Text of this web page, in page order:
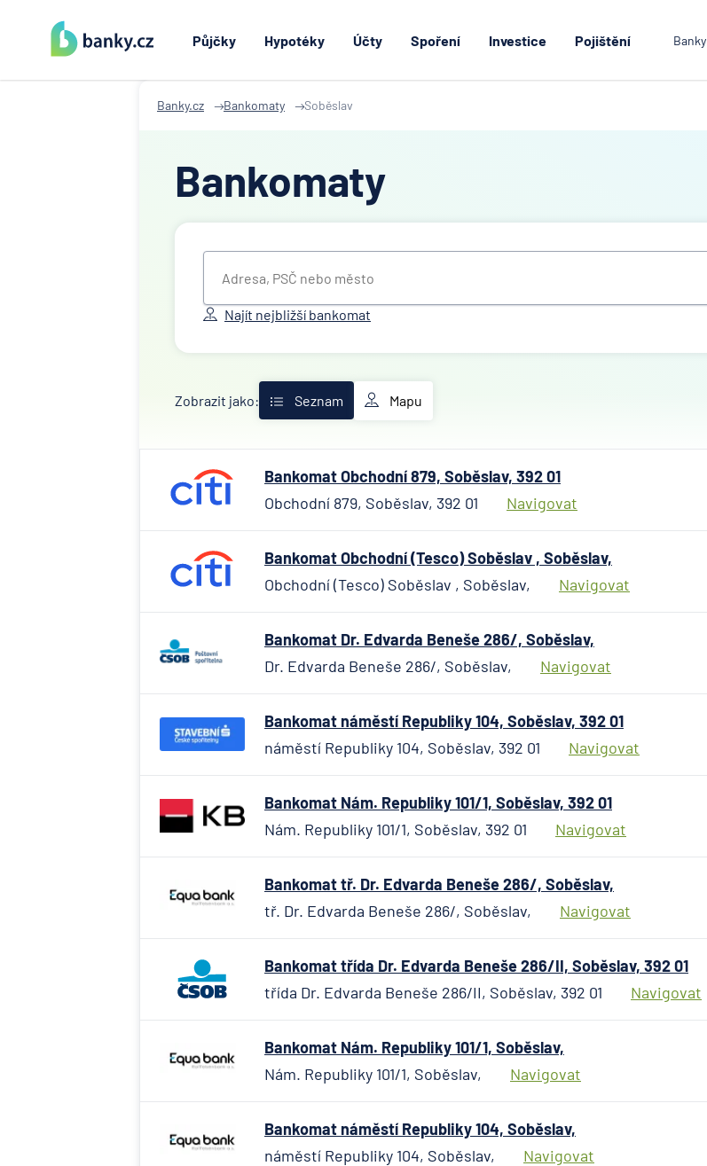
Půjčky Hypotéky Účty Spoření Investice Pojištění Banky
Banky.cz Bankomaty Soběslav
Bankomaty
Najít nejbližší bankomat
Zobrazit jako: Seznam Mapu
Bankomat Obchodní 879, Soběslav, 392 01
Obchodní 879, Soběslav, 392 01
Navigovat
Bankomat Obchodní (Tesco) Soběslav , Soběslav,
Obchodní (Tesco) Soběslav , Soběslav,
Navigovat
Bankomat Dr. Edvarda Beneše 286/, Soběslav,
Dr. Edvarda Beneše 286/, Soběslav,
Navigovat
Bankomat náměstí Republiky 104, Soběslav, 392 01
náměstí Republiky 104, Soběslav, 392 01
Navigovat
Bankomat Nám. Republiky 101/1, Soběslav, 392 01
Nám. Republiky 101/1, Soběslav, 392 01
Navigovat
Bankomat tř. Dr. Edvarda Beneše 286/, Soběslav,
tř. Dr. Edvarda Beneše 286/, Soběslav,
Navigovat
Bankomat třída Dr. Edvarda Beneše 286/II, Soběslav, 392 01
třída Dr. Edvarda Beneše 286/II, Soběslav, 392 01
Navigovat
Bankomat Nám. Republiky 101/1, Soběslav,
Nám. Republiky 101/1, Soběslav,
Navigovat
Bankomat náměstí Republiky 104, Soběslav,
náměstí Republiky 104, Soběslav,
Navigovat